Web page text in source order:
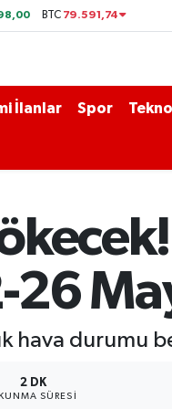
BTC 79.591,74
İlanlar Spor
26
hava durumu
2 DK
SÜRESI